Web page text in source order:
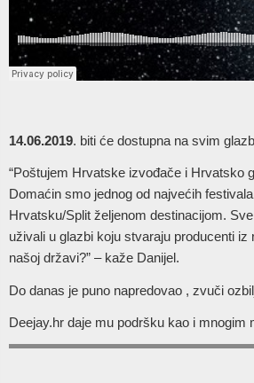
14.06.2019. biti će dostupna na svim
“Poštujem Hrvatske izvođače i Hrvatsko
Domaćin smo jednog od najvećih
Hrvatsku/Split željenom destinacijom.
uživali u glazbi koju stvaraju producenti
našoj državi?” – kaže Danijel.
Do danas je puno napredovao , zvuči
Deejay.hr daje mu podršku kao i mnogim